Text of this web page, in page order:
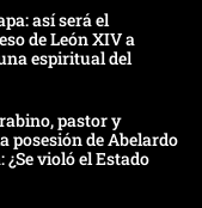
así será el
de León XIV a
espiritual del
pastor y
posesión de Abelardo
¿Se violó el Estado